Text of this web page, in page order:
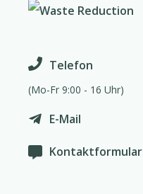
Telefon
(Mo-Fr 9:00 - 16 Uhr)
E-Mail
Kontaktformular